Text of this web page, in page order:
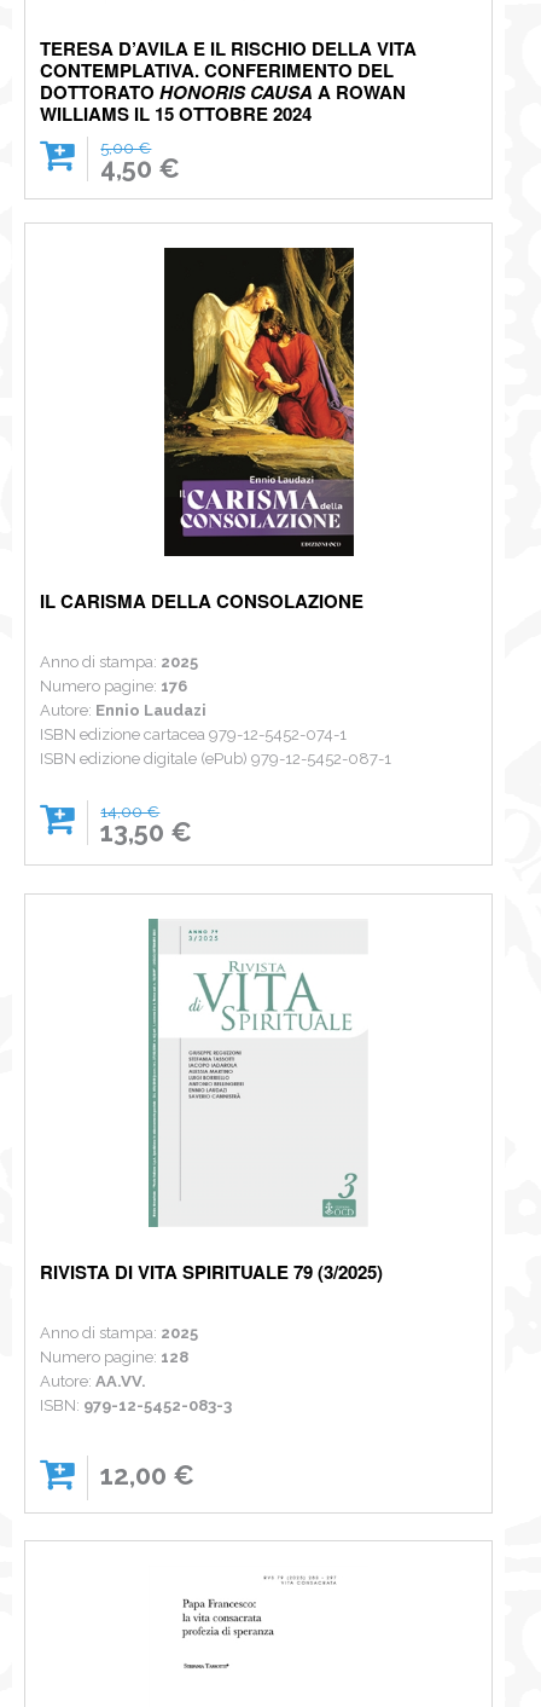
TERESA D’AVILA E IL RISCHIO DELLA VITA
CONTEMPLATIVA. CONFERIMENTO DEL
DOTTORATOHONORIS CAUSAA ROWAN
WILLIAMS IL 15 OTTOBRE 2024
5,00 €
4,50 €
IL CARISMA DELLA CONSOLAZIONE
Anno di stampa: 2025
Numero pagine: 176
Autore: Ennio Laudazi
ISBN edizione cartacea 979-12-5452-074-1
ISBN edizione digitale (ePub) 979-12-5452-087-1
14,00 €
13,50 €
RIVISTA DI VITA SPIRITUALE 79 (3/2025)
Anno di stampa: 2025
Numero pagine: 128
Autore: AA.VV.
ISBN: 979-12-5452-083-3
12,00 €